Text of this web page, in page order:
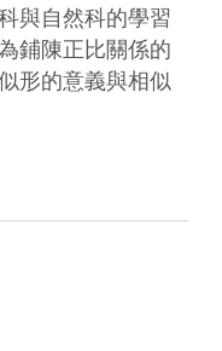
與自然科的學習
鋪陳正比關係的
形的意義與相似